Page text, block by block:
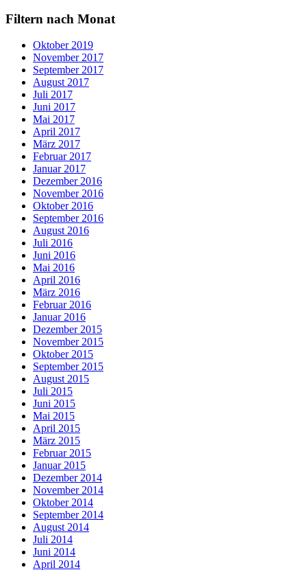
Filtern nach Monat
Oktober 2019
November 2017
September 2017
August 2017
Juli 2017
Juni 2017
Mai 2017
April 2017
März 2017
Februar 2017
Januar 2017
Dezember 2016
November 2016
Oktober 2016
September 2016
August 2016
Juli 2016
Juni 2016
Mai 2016
April 2016
März 2016
Februar 2016
Januar 2016
Dezember 2015
November 2015
Oktober 2015
September 2015
August 2015
Juli 2015
Juni 2015
Mai 2015
April 2015
März 2015
Februar 2015
Januar 2015
Dezember 2014
November 2014
Oktober 2014
September 2014
August 2014
Juli 2014
Juni 2014
April 2014